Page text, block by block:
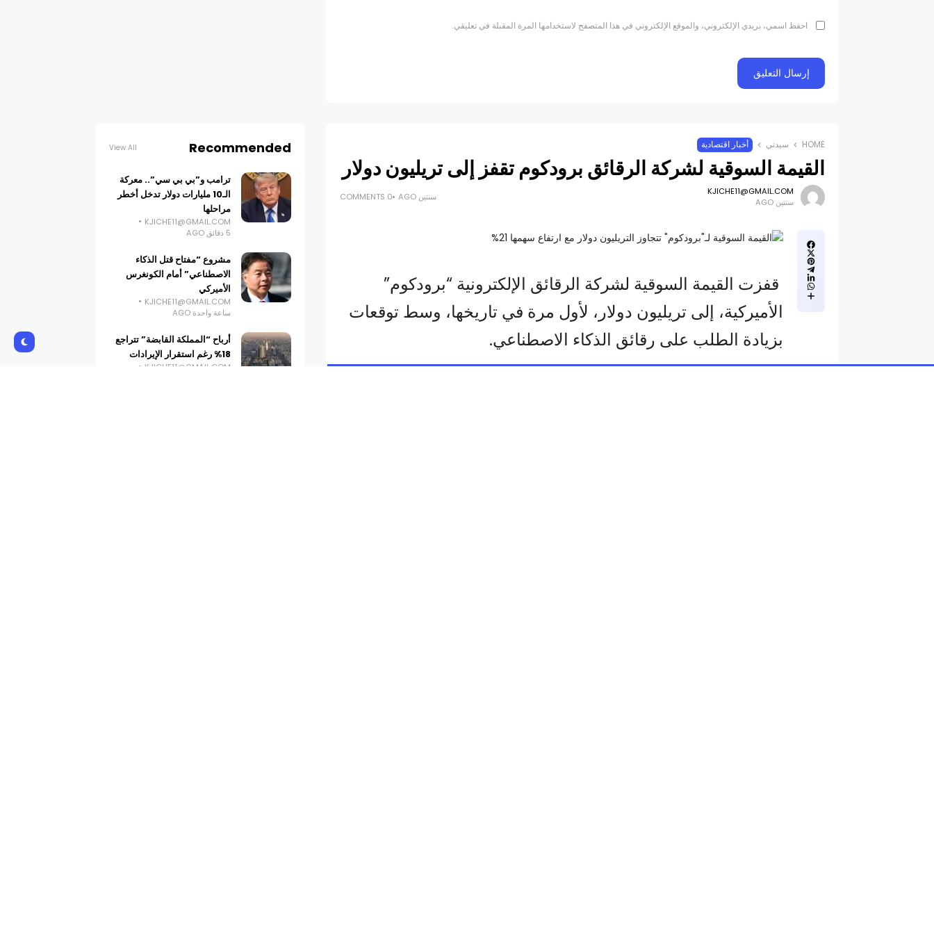
احفظ اسمي، بريدي الإلكتروني، والموقع الإلكتروني في هذا المتصفح لاستخدامها المرة المقبلة في تعليقي.
HOME سيدتي أخبار اقتصادية
القيمة السوقية لشركة الرقائق برودكوم تقفز إلى تريليون دولار
KJICHE11@GMAIL.COM
سنتين AGO
سنتين AGO 0 COMMENTS
قفزت القيمة السوقية لشركة الرقائق الإلكترونية “برودكوم”
الأميركية، إلى تريليون دولار، لأول مرة في تاريخها، وسط توقعات
بزيادة الطلب على رقائق الذكاء الاصطناعي.
Recommended
View All
ترامب و”بي بي سي”.. معركة
الـ10 مليارات دولار تدخل أخطر
مراحلها
KJICHE11@GMAIL.COM
5 دقائق AGO
مشروع “مفتاح قتل الذكاء
الاصطناعي” أمام الكونغرس
الأميركي
KJICHE11@GMAIL.COM
ساعة واحدة AGO
أرباح “المملكة القابضة” تتراجع
18% رغم استقرار الإيرادات
KJICHE11@GMAIL.COM